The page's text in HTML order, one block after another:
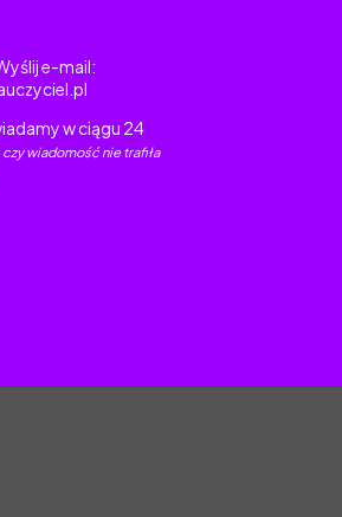
e-mail:
w ciągu 24
czy wiadomość nie trafiła